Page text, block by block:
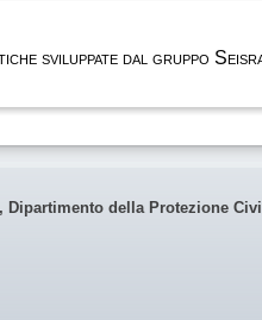
sviluppate dal gruppo
della Protezione